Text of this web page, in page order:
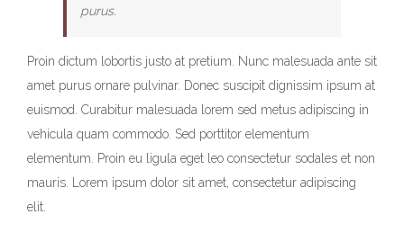
purus.
Proin dictum lobortis justo at pretium. Nunc malesuada ante sit
amet purus ornare pulvinar. Donec suscipit dignissim ipsum at
euismod. Curabitur malesuada lorem sed metus adipiscing in
vehicula quam commodo. Sed porttitor elementum
elementum. Proin eu ligula eget leo consectetur sodales et non
mauris. Lorem ipsum dolor sit amet, consectetur adipiscing
elit.